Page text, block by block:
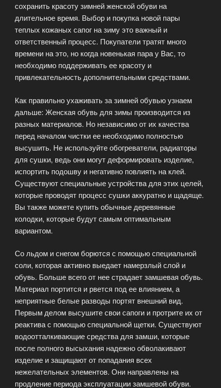
сохранить красоту зимней женской обуви на
длительное время. Выбор и покупка новой пары
теплых кожаных сапог на зиму это важный и
ответственный процесс. Покупатели тратят много
времени на это, но когда новенькая пара у Вас, то
необходимо поддерживать ее красоту и
привлекательность дополнительными средствами.
Как правильно ухаживать за зимней обувью узнаем
дальше: Женская обувь для зимы производится из
разных материалов. Но независимо от их качества
перед началом чистки ее необходимо полностью
высушить. Не используйте обогреватели, радиаторы
для сушки, ведь они могут деформировать изделие,
испортить подошву и негативно повлиять на клей.
Существуют специальные устройства для этих целей,
которые проводят процесс сушки аккуратно и щадяще.
Вы также можете купить обычные деревянные
колодки, которые будут самым оптимальным
вариантом.
Со льдом и снегом борются с помощью специальной
соли, которая активно выедает намерзлый слой и
обувь. Больше всего от нее страдает замшевая обувь.
Материал портится и рвется под ее влиянием, а
неприятные белые разводы портят внешний вид.
Первым делом высушите свои сапоги и протрите их от
реактива с помощью специальной щетки. Существуют
водоотталкивающие средства для замши, которые
после полного высыхания надежно обволакивают
изделие и защищают от попадания всех
нежелательных элементов. Они направлены на
продление периода эксплуатации замшевой обуви.